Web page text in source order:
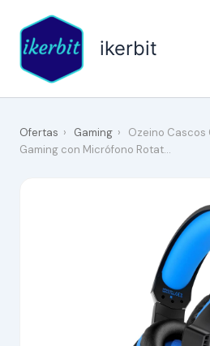
contenido
ikerbit
Ofertas › Gaming ›
Ozeino Cascos
Gaming con Micrófono Rotat…